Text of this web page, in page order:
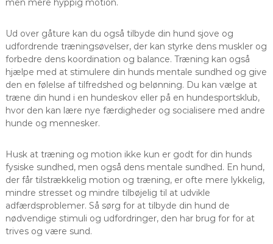
Ud over gåture kan du også tilbyde din hund sjove og
udfordrende træningsøvelser, der kan styrke dens muskler og
forbedre dens koordination og balance. Træning kan også
hjælpe med at stimulere din hunds mentale sundhed og give
den en følelse af tilfredshed og belønning. Du kan vælge at
træne din hund i en hundeskov eller på en hundesportsklub,
hvor den kan lære nye færdigheder og socialisere med andre
hunde og mennesker.
Husk at træning og motion ikke kun er godt for din hunds
fysiske sundhed, men også dens mentale sundhed. En hund,
der får tilstrækkelig motion og træning, er ofte mere lykkelig,
mindre stresset og mindre tilbøjelig til at udvikle
adfærdsproblemer. Så sørg for at tilbyde din hund de
nødvendige stimuli og udfordringer, den har brug for for at
trives og være sund.